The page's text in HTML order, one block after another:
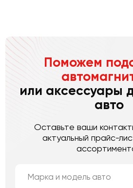
Поможем
или аксессуары
авто
Оставьте ваши
актуальный прайс-